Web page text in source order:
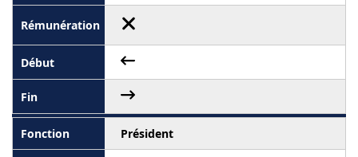
Président